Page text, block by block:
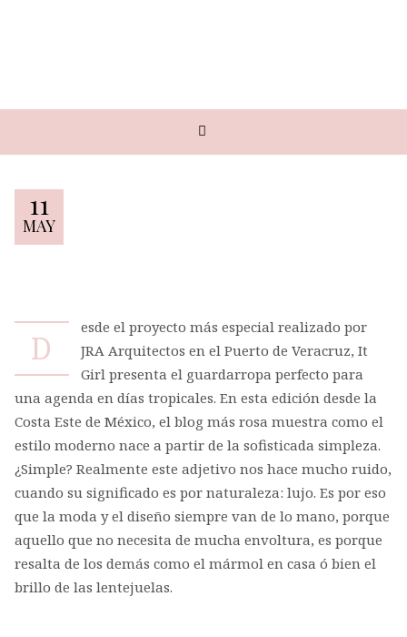
11
MAY
D
esde el proyecto más especial realizado por
JRA Arquitectos en el Puerto de Veracruz, It
Girl presenta el guardarropa perfecto para
una agenda en días tropicales. En esta edición desde la
Costa Este de México, el blog más rosa muestra como el
estilo moderno nace a partir de la sofisticada simpleza.
¿Simple? Realmente este adjetivo nos hace mucho ruido,
cuando su significado es por naturaleza: lujo. Es por eso
que la moda y el diseño siempre van de lo mano, porque
aquello que no necesita de mucha envoltura, es porque
resalta de los demás como el mármol en casa ó bien el
brillo de las lentejuelas.